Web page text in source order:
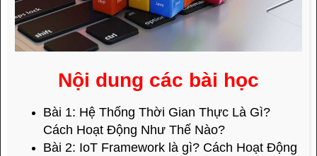
Nội dung các bài học
Bài 1: Hệ Thống Thời Gian Thực Là Gì?
Cách Hoạt Động Như Thế Nào?
Bài 2: IoT Framework là gì? Cách Hoạt Động